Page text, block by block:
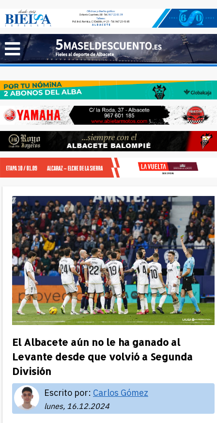
El Albacete aún no le ha ganado al
Levante desde que volvió a Segunda
División
Escrito por: Carlos Gómez
lunes, 16.12.2024